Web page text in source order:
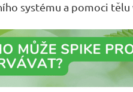
systému a pomoci